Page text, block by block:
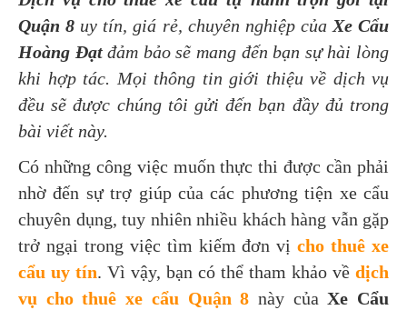
Quận 8 uy tín, giá rẻ, chuyên nghiệp của Xe Cẩu
Hoàng Đạtđảm bảo sẽ mang đến bạn sự hài lòng
khi hợp tác. Mọi thông tin giới thiệu về dịch vụ
đều sẽ được chúng tôi gửi đến bạn đầy đủ trong
bài viết này.
Có những công việc muốn thực thi được cần phải
nhờ đến sự trợ giúp của các phương tiện xe cẩu
chuyên dụng, tuy nhiên nhiều khách hàng vẫn gặp
trở ngại trong việc tìm kiếm đơn vịcho thuê xe
cẩu uy tín. Vì vậy, bạn có thể tham khảo về dịch
vụ cho thuê xe cẩu Quận 8 này củaXe Cẩu